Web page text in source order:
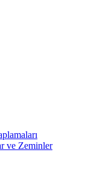
ve Zeminler